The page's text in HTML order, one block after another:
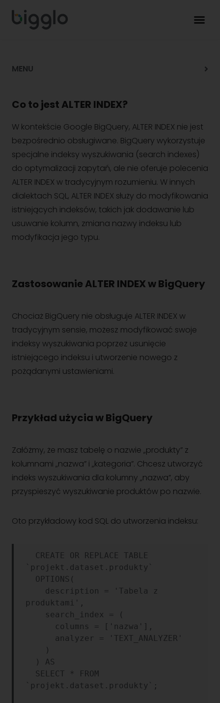
Co to jest ALTER INDEX?
W kontekście Google BigQuery, ALTER INDEX nie jest
bezpośrednio obsługiwane. BigQuery wykorzystuje
specjalne indeksy wyszukiwania (search indexes)
do optymalizacji zapytań, ale nie oferuje polecenia
ALTER INDEX w tradycyjnym rozumieniu. W innych
dialektach SQL, ALTER INDEX służy do modyfikowania
istniejących indeksów, takich jak dodawanie lub
usuwanie kolumn, zmiana nazwy indeksu lub
modyfikacja jego typu.
Zastosowanie ALTER INDEX w BigQuery
Chociaż BigQuery nie obsługuje ALTER INDEX w
tradycyjnym sensie, możesz modyfikować swoje
indeksy wyszukiwania poprzez usunięcie
istniejącego indeksu i utworzenie nowego z
pożądanymi ustawieniami.
Przykład użycia w BigQuery
Załóżmy, że masz tabelę o nazwie „produkty” z
kolumnami „nazwa” i „kategoria”. Chcesz utworzyć
indeks wyszukiwania dla kolumny „nazwa”, aby
przyspieszyć wyszukiwanie produktów po nazwie.
Oto przykładowy kod SQL do utworzenia indeksu:
`projekt.dataset.produkty`
produktami',
`projekt.dataset.produkty`;
MENU